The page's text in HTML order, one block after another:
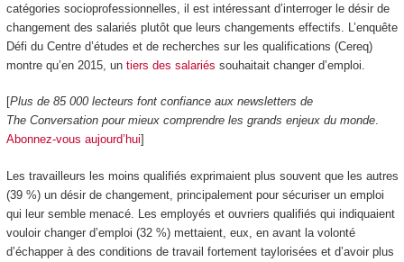
catégories socioprofessionnelles, il est intéressant d’interroger le désir de
changement des salariés plutôt que leurs changements effectifs. L’enquête
Défi du Centre d’études et de recherches sur les qualifications (Cereq)
montre qu’en 2015, un tiers des salariés souhaitait changer d’emploi.
[Plus de 85 000 lecteurs font confiance aux newsletters de
The Conversation pour mieux comprendre les grands enjeux du monde.
Abonnez-vous aujourd’hui]
Les travailleurs les moins qualifiés exprimaient plus souvent que les autres
(39 %) un désir de changement, principalement pour sécuriser un emploi
qui leur semble menacé. Les employés et ouvriers qualifiés qui indiquaient
vouloir changer d’emploi (32 %) mettaient, eux, en avant la volonté
d’échapper à des conditions de travail fortement taylorisées et d’avoir plus